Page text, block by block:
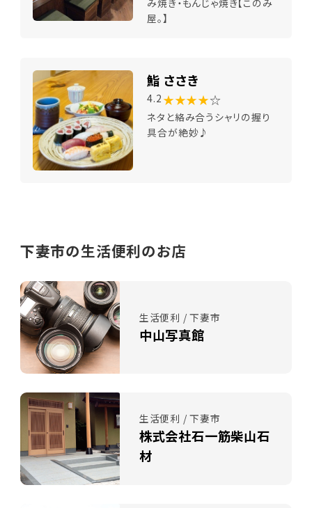
み焼き・もんじゃ焼き【このみ
屋。】
鮨 ささき
4.2 ★★★★☆
ネタと絡み合うシャリの握り
具合が絶妙♪
下妻市の生活便利のお店
生活便利 / 下妻市
中山写真館
生活便利 / 下妻市
株式会社石一筋柴山石
材